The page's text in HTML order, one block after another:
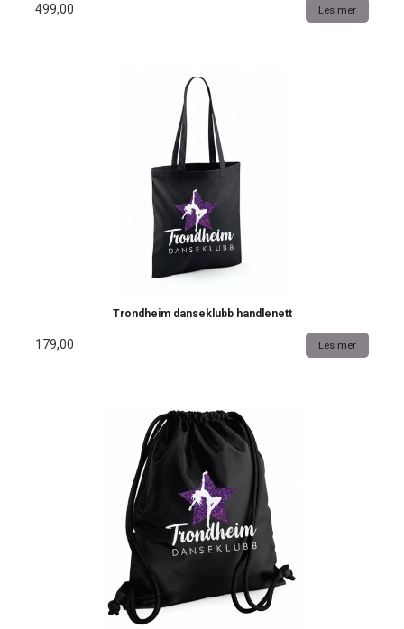
499,00 Les mer
Trondheim danseklubb handlenett
179,00 Les mer